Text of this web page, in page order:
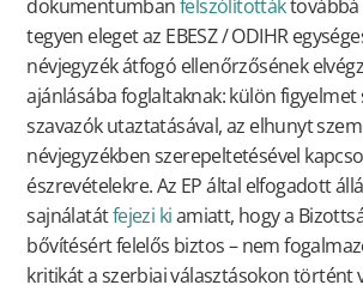
dokumentumbanfelszólítottáktovábbá
tegyen eleget az EBESZ / ODIHR
névjegyzék átfogó ellenőrzősének
ajánlásába foglaltaknak: külön figyelmet
szavazók utaztatásával, az elhunyt
névjegyzékben szerepeltetésével
észrevételekre. Az EP által elfogadott
sajnálatátfejezi kiamiatt, hogy a
bővítésért felelős biztos – nem
kritikát a szerbiai választásokon történt